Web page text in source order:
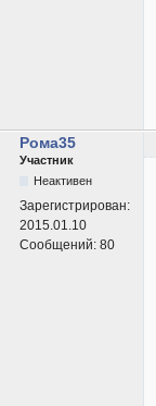
Рома35
Участник
Неактивен
Зарегистрирован:
2015.01.10
Сообщений: 80